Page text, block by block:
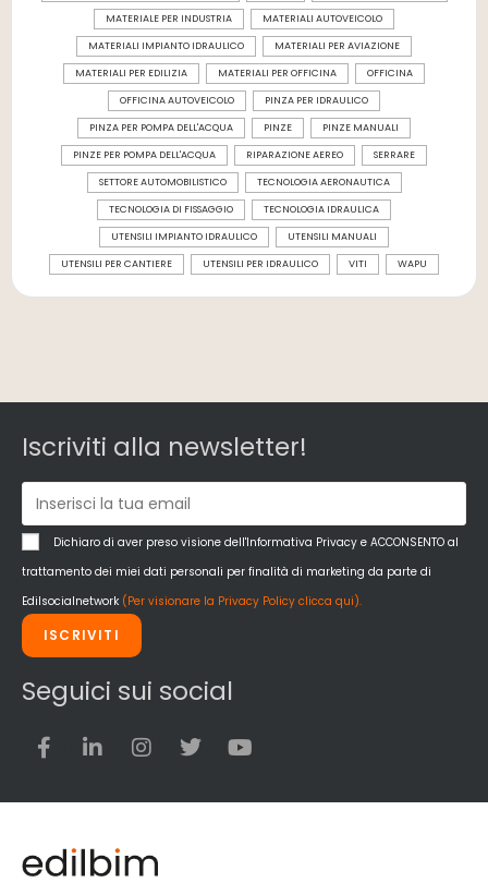
MATERIALE PER INDUSTRIA MATERIALI AUTOVEICOLO
MATERIALI IMPIANTO IDRAULICO MATERIALI PER AVIAZIONE
MATERIALI PER EDILIZIA MATERIALI PER OFFICINA OFFICINA
OFFICINA AUTOVEICOLO PINZA PER IDRAULICO
PINZA PER POMPA DELL'ACQUA PINZE PINZE MANUALI
PINZE PER POMPA DELL'ACQUA RIPARAZIONE AEREO SERRARE
SETTORE AUTOMOBILISTICO TECNOLOGIA AERONAUTICA
TECNOLOGIA DI FISSAGGIO TECNOLOGIA IDRAULICA
UTENSILI IMPIANTO IDRAULICO UTENSILI MANUALI
UTENSILI PER CANTIERE UTENSILI PER IDRAULICO VITI WAPU
Iscriviti alla newsletter!
Dichiaro di aver preso visione dell'Informativa Privacy e ACCONSENTO al
trattamento dei miei dati personali per finalità di marketing da parte di
Edilsocialnetwork (Per visionare la Privacy Policy clicca qui).
ISCRIVITI
Seguici sui social